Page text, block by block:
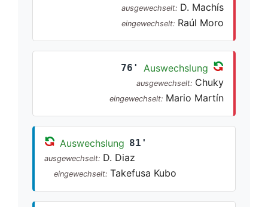
ausgewechselt: D. Machís
eingewechselt: Raúl Moro
76' Auswechslung
ausgewechselt: Chuky
eingewechselt: Mario Martín
Auswechslung 81'
ausgewechselt: D. Diaz
eingewechselt: Takefusa Kubo